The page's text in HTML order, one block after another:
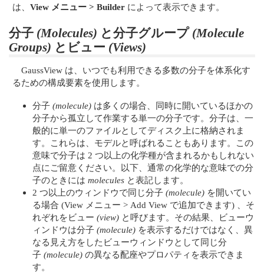
は、View メニュー > Builder によって表示できます。
分子 (Molecules) と分子グループ(Molecule
Groups) とビュー (Views)
GaussView は、いつでも利用できる多数の分子を体系化す
るための構成要素を使用します。
分子 (molecule) は多くの場合、同時に開いているほかの
分子から孤立して作業する単一の分子です。分子は、一
般的に単一のファイルとしてディスク上に格納されま
す。これらは、モデルと呼ばれることもあります。この
意味で分子は 2 つ以上の化学種が含まれるかもしれない
点にご留意ください。以下、通常の化学的な意味での分
子のときには molecules と表記します。
2 つ以上のウィンドウで同じ分子 (molecule) を開いてい
る場合 (View メニュー > Add View で追加できます) 、そ
れぞれをビュー (view) と呼びます。その結果、ビューウ
ィンドウは分子 (molecule) を表示するだけではなく、異
なる見え方をしたビューウィンドウとして同じ分
子 (molecule) の異なる配座やプロパティを表示できま
す。